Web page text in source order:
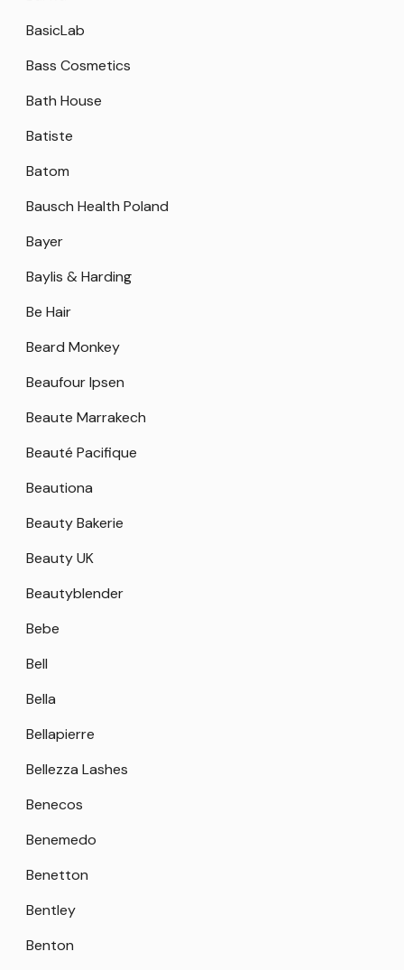
BasicLab
Bass Cosmetics
Bath House
Batiste
Batom
Bausch Health Poland
Bayer
Baylis & Harding
Be Hair
Beard Monkey
Beaufour Ipsen
Beaute Marrakech
Beauté Pacifique
Beautiona
Beauty Bakerie
Beauty UK
Beautyblender
Bebe
Bell
Bella
Bellapierre
Bellezza Lashes
Benecos
Benemedo
Benetton
Bentley
Benton